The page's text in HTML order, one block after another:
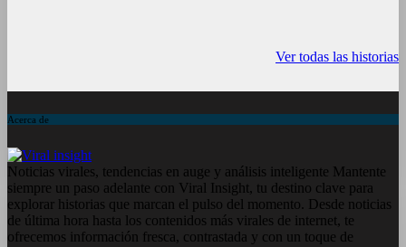
Ver todas las historias
ósea a partir de
los 50 años
vibrante y ¡más!
del iPhone
Acerca de
Noticias virales, tendencias en auge y análisis inteligente Mantente
siempre un paso adelante con Viral Insight, tu destino clave para
explorar historias que marcan el pulso del momento. Desde noticias
de última hora hasta los contenidos más virales de internet, te
ofrecemos información fresca, contrastada y con un toque de